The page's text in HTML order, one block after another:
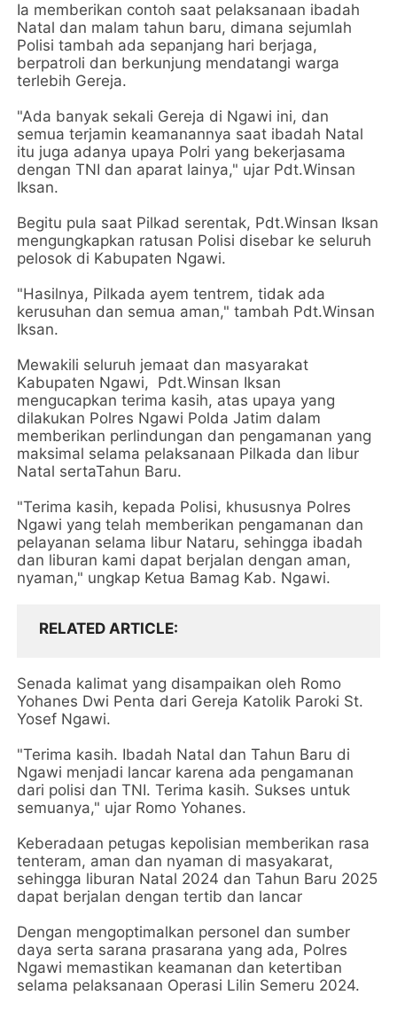
Ia memberikan contoh saat pelaksanaan ibadah
Natal dan malam tahun baru, dimana sejumlah
Polisi tambah ada sepanjang hari berjaga,
berpatroli dan berkunjung mendatangi warga
terlebih Gereja.
"Ada banyak sekali Gereja di Ngawi ini, dan
semua terjamin keamanannya saat ibadah Natal
itu juga adanya upaya Polri yang bekerjasama
dengan TNI dan aparat lainya," ujar Pdt.Winsan
Iksan.
Begitu pula saat Pilkad serentak, Pdt.Winsan Iksan
mengungkapkan ratusan Polisi disebar ke seluruh
pelosok di Kabupaten Ngawi.
"Hasilnya, Pilkada ayem tentrem, tidak ada
kerusuhan dan semua aman," tambah Pdt.Winsan
Iksan.
Mewakili seluruh jemaat dan masyarakat
Kabupaten Ngawi, Pdt.Winsan Iksan
mengucapkan terima kasih, atas upaya yang
dilakukan Polres Ngawi Polda Jatim dalam
memberikan perlindungan dan pengamanan yang
maksimal selama pelaksanaan Pilkada dan libur
Natal sertaTahun Baru.
"Terima kasih, kepada Polisi, khususnya Polres
Ngawi yang telah memberikan pengamanan dan
pelayanan selama libur Nataru, sehingga ibadah
dan liburan kami dapat berjalan dengan aman,
nyaman," ungkap Ketua Bamag Kab. Ngawi.
RELATED ARTICLE
Senada kalimat yang disampaikan oleh Romo
Yohanes Dwi Penta dari Gereja Katolik Paroki St.
Yosef Ngawi.
"Terima kasih. Ibadah Natal dan Tahun Baru di
Ngawi menjadi lancar karena ada pengamanan
dari polisi dan TNI. Terima kasih. Sukses untuk
semuanya," ujar Romo Yohanes.
Keberadaan petugas kepolisian memberikan rasa
tenteram, aman dan nyaman di masyakarat,
sehingga liburan Natal 2024 dan Tahun Baru 2025
dapat berjalan dengan tertib dan lancar
Dengan mengoptimalkan personel dan sumber
daya serta sarana prasarana yang ada, Polres
Ngawi memastikan keamanan dan ketertiban
selama pelaksanaan Operasi Lilin Semeru 2024.